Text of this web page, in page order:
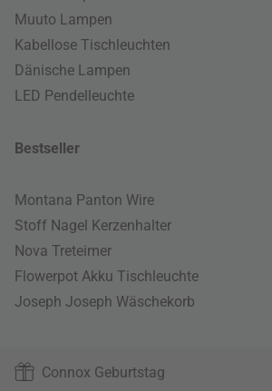
Muuto Lampen
Kabellose Tischleuchten
Dänische Lampen
LED Pendelleuchte
Bestseller
Montana Panton Wire
Stoff Nagel Kerzenhalter
Nova Treteimer
Flowerpot Akku Tischleuchte
Joseph Joseph Wäschekorb
Connox Geburtstag